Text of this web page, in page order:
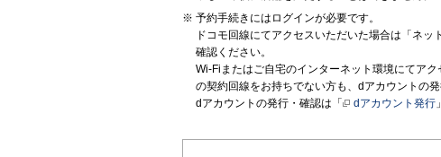
予約手続きにはログインが必要です。
ドコモ回線にてアクセスいただいた場合は「ネ
確認ください。
Wi-Fiまたはご自宅のインターネット環境にてア
の契約回線をお持ちでない方も、dアカウントの発
dアカウントの発行・確認は「
dアカウント発行